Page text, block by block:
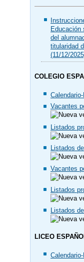
Educación
del
titularidad
(11/12/
COLEGIO
Vacantes
Listados
Listados
Vacantes
Listados
Listados
LICEO